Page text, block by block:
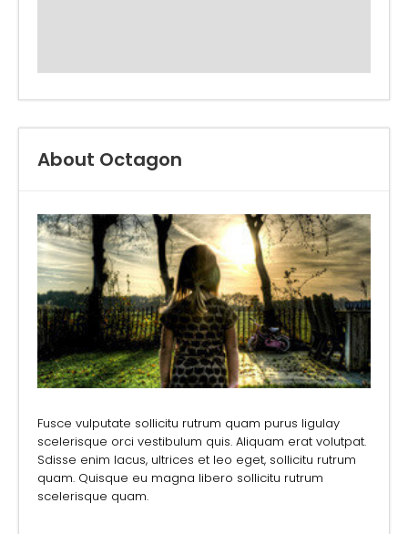
About Octagon
Fusce vulputate sollicitu rutrum quam purus ligulay
scelerisque orci vestibulum quis. Aliquam erat volutpat.
Sdisse enim lacus, ultrices et leo eget, sollicitu rutrum
quam. Quisque eu magna libero sollicitu rutrum
scelerisque quam.